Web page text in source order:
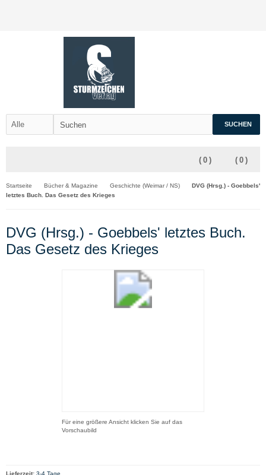
SUCHEN
( 0 )
( 0 )
Startseite Bücher & Magazine Geschichte (Weimar / NS)
DVG (Hrsg.) - Goebbels'
letztes Buch. Das Gesetz des Krieges
DVG (Hrsg.) - Goebbels' letztes Buch.
Das Gesetz des Krieges
Für eine größere Ansicht klicken Sie auf das
Vorschaubild
Lieferzeit: 3-4 Tage